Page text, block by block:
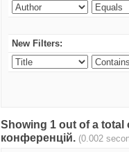
New Filters:
Showing 1 out of a total
конференцій. (0.002